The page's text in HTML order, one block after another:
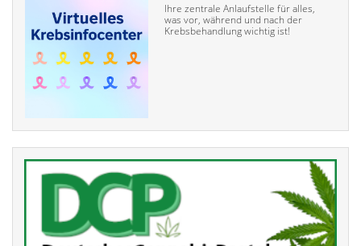
Ihre zentrale Anlaufstelle für alles,
was vor, während und nach der
Krebsbehandlung wichtig ist!